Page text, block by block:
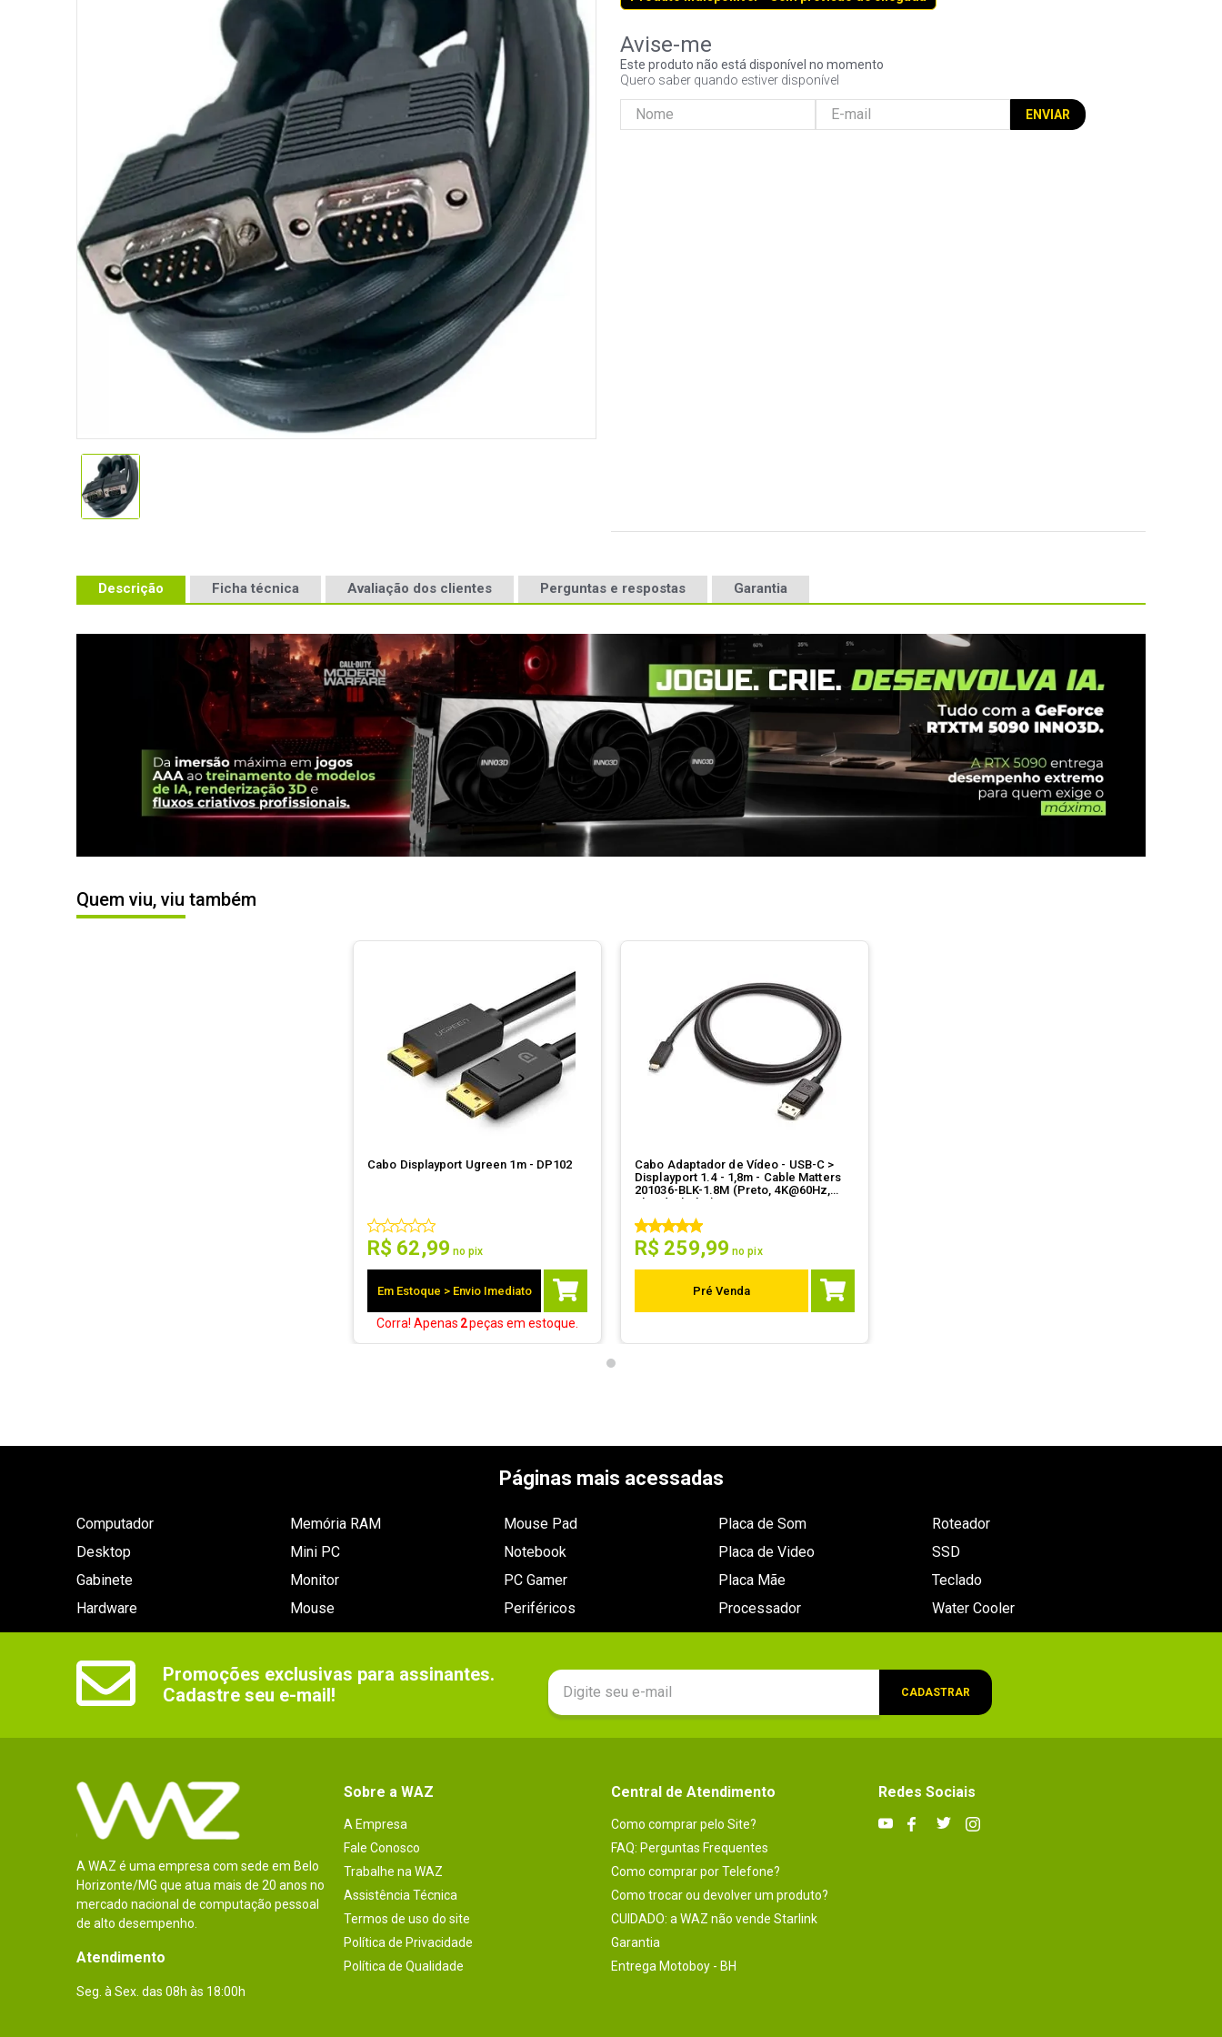
Este produto não está disponível no momento
Quero saber quando estiver disponível
ENVIAR
Descrição Ficha técnica Avaliação dos clientes Perguntas e respostas Garantia
Quem viu, viu também
Cabo Displayport Ugreen 1m - DP102
R$ 62,99 no pix
Em Estoque > Envio Imediato
Corra! Apenas 2peças em estoque.
Cabo Adaptador de Vídeo - USB-C >
Displayport 1.4 - 1,8m - Cable Matters
201036-BLK-1.8M (Preto, 4K@60Hz,
Thunderbolt 3)
R$ 259,99 no pix
Pré Venda
Páginas mais acessadas
Computador
Desktop
Gabinete
Hardware
Memória RAM
Mini PC
Monitor
Mouse
Mouse Pad
Notebook
PC Gamer
Periféricos
Placa de Som
Placa de Video
Placa Mãe
Processador
Roteador
SSD
Teclado
Water Cooler
Promoções exclusivas para assinantes.
Cadastre seu e-mail!
CADASTRAR
A WAZ é uma empresa com sede em Belo
Horizonte/MG que atua mais de 20 anos no
mercado nacional de computação pessoal
de alto desempenho.
Atendimento
Seg. à Sex. das 08h às 18:00h
Sobre a WAZ
A Empresa
Fale Conosco
Trabalhe na WAZ
Assistência Técnica
Termos de uso do site
Política de Privacidade
Política de Qualidade
Central de Atendimento
Como comprar pelo Site?
FAQ: Perguntas Frequentes
Como comprar por Telefone?
Como trocar ou devolver um produto?
CUIDADO: a WAZ não vende Starlink
Garantia
Entrega Motoboy - BH
Redes Sociais
hd